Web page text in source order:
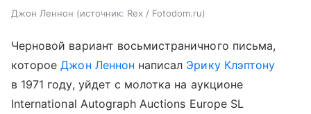
Джон Леннон источник: Rex / Fotodom.ru
Черновой вариант восьмистраничного письма,
котороеДжон Леннон написал Эрику Клэптону
в 1971 году, уйдет с молотка на аукционе
International Autograph Auctions Europe SL